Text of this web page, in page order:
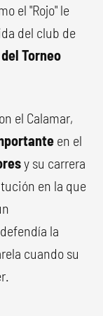
el "Rojo" le
del club de
Torneo
el Calamar,
en el
y su carrera
en la que
la
cuando su